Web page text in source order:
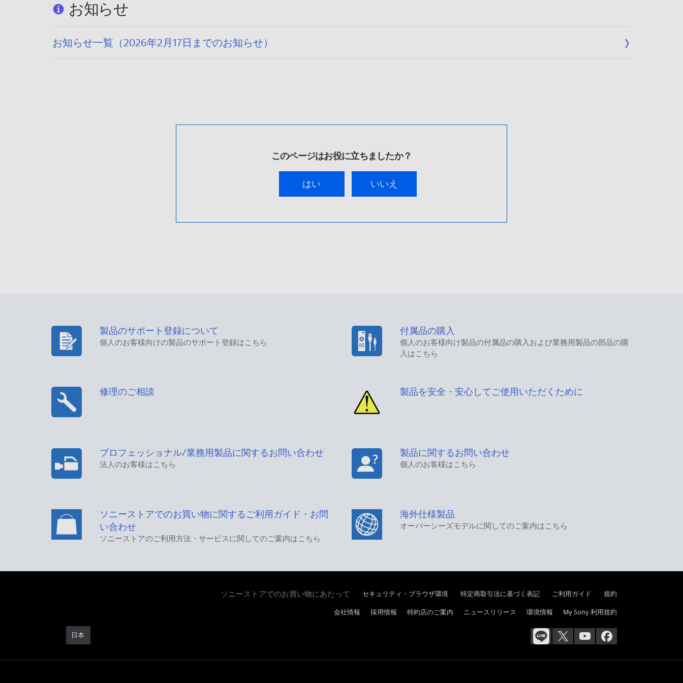
お知らせ
お知らせ一覧（2026年2月17日までのお知らせ）
このページはお役に立ちましたか？
はい いいえ
製品のサポート登録について
個人のお客様向けの製品のサポート登録はこちら
付属品の購入
個人のお客様向け製品の付属品の購入および業務用製品の部品の購
入はこちら
修理のご相談 製品を安全・安心してご使用いただくために
プロフェッショナル/業務用製品に関するお問い合わせ
法人のお客様はこちら
製品に関するお問い合わせ
個人のお客様はこちら
ソニーストアでのお買い物に関するご利用ガイド・お問
い合わせ
ソニーストアのご利用方法・サービスに関してのご案内はこちら
海外仕様製品
オーバーシーズモデルに関してのご案内はこちら
ソニーストアでのお買い物にあたって セキュリティ・ブラウザ環境 特定商取引法に基づく表記 ご利用ガイド 規約
日本
会社情報 採用情報 特約店のご案内 ニュースリリース 環境情報 My Sony 利用規約